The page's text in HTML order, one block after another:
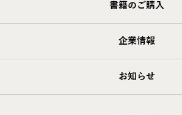
書籍のご購入
企業情報
お知らせ